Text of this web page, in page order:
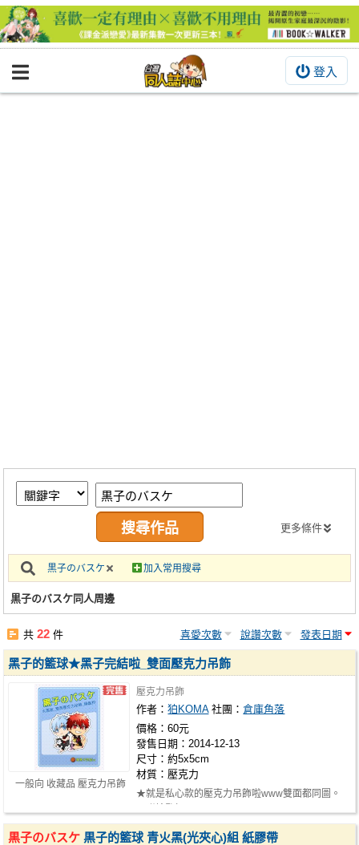
登入
BOOKY書集倉庫
繪圖藝廊
交流中心
攤位轉讓區
會員功能選單
註冊會員
更多條件
黒子のバスケ 加入常用搜尋
黒子のバスケ同人周邊
共22 件 喜愛次數 說讚次數 發表日期
一般向 收藏品 壓克力吊飾
黑子的籃球★黑子完結啦_雙面壓克力吊飾
壓克力吊飾
作者：狛KOMA 社團：倉庫角落
價格：60元
發售日期：2014-12-13
尺寸：約5x5cm
材質：壓克力
★就是私心款的壓克力吊飾啦www雙面都同圖。
黒子のバスケ 黒子的籃球 青火黑(光夾心)組 紙膠帶